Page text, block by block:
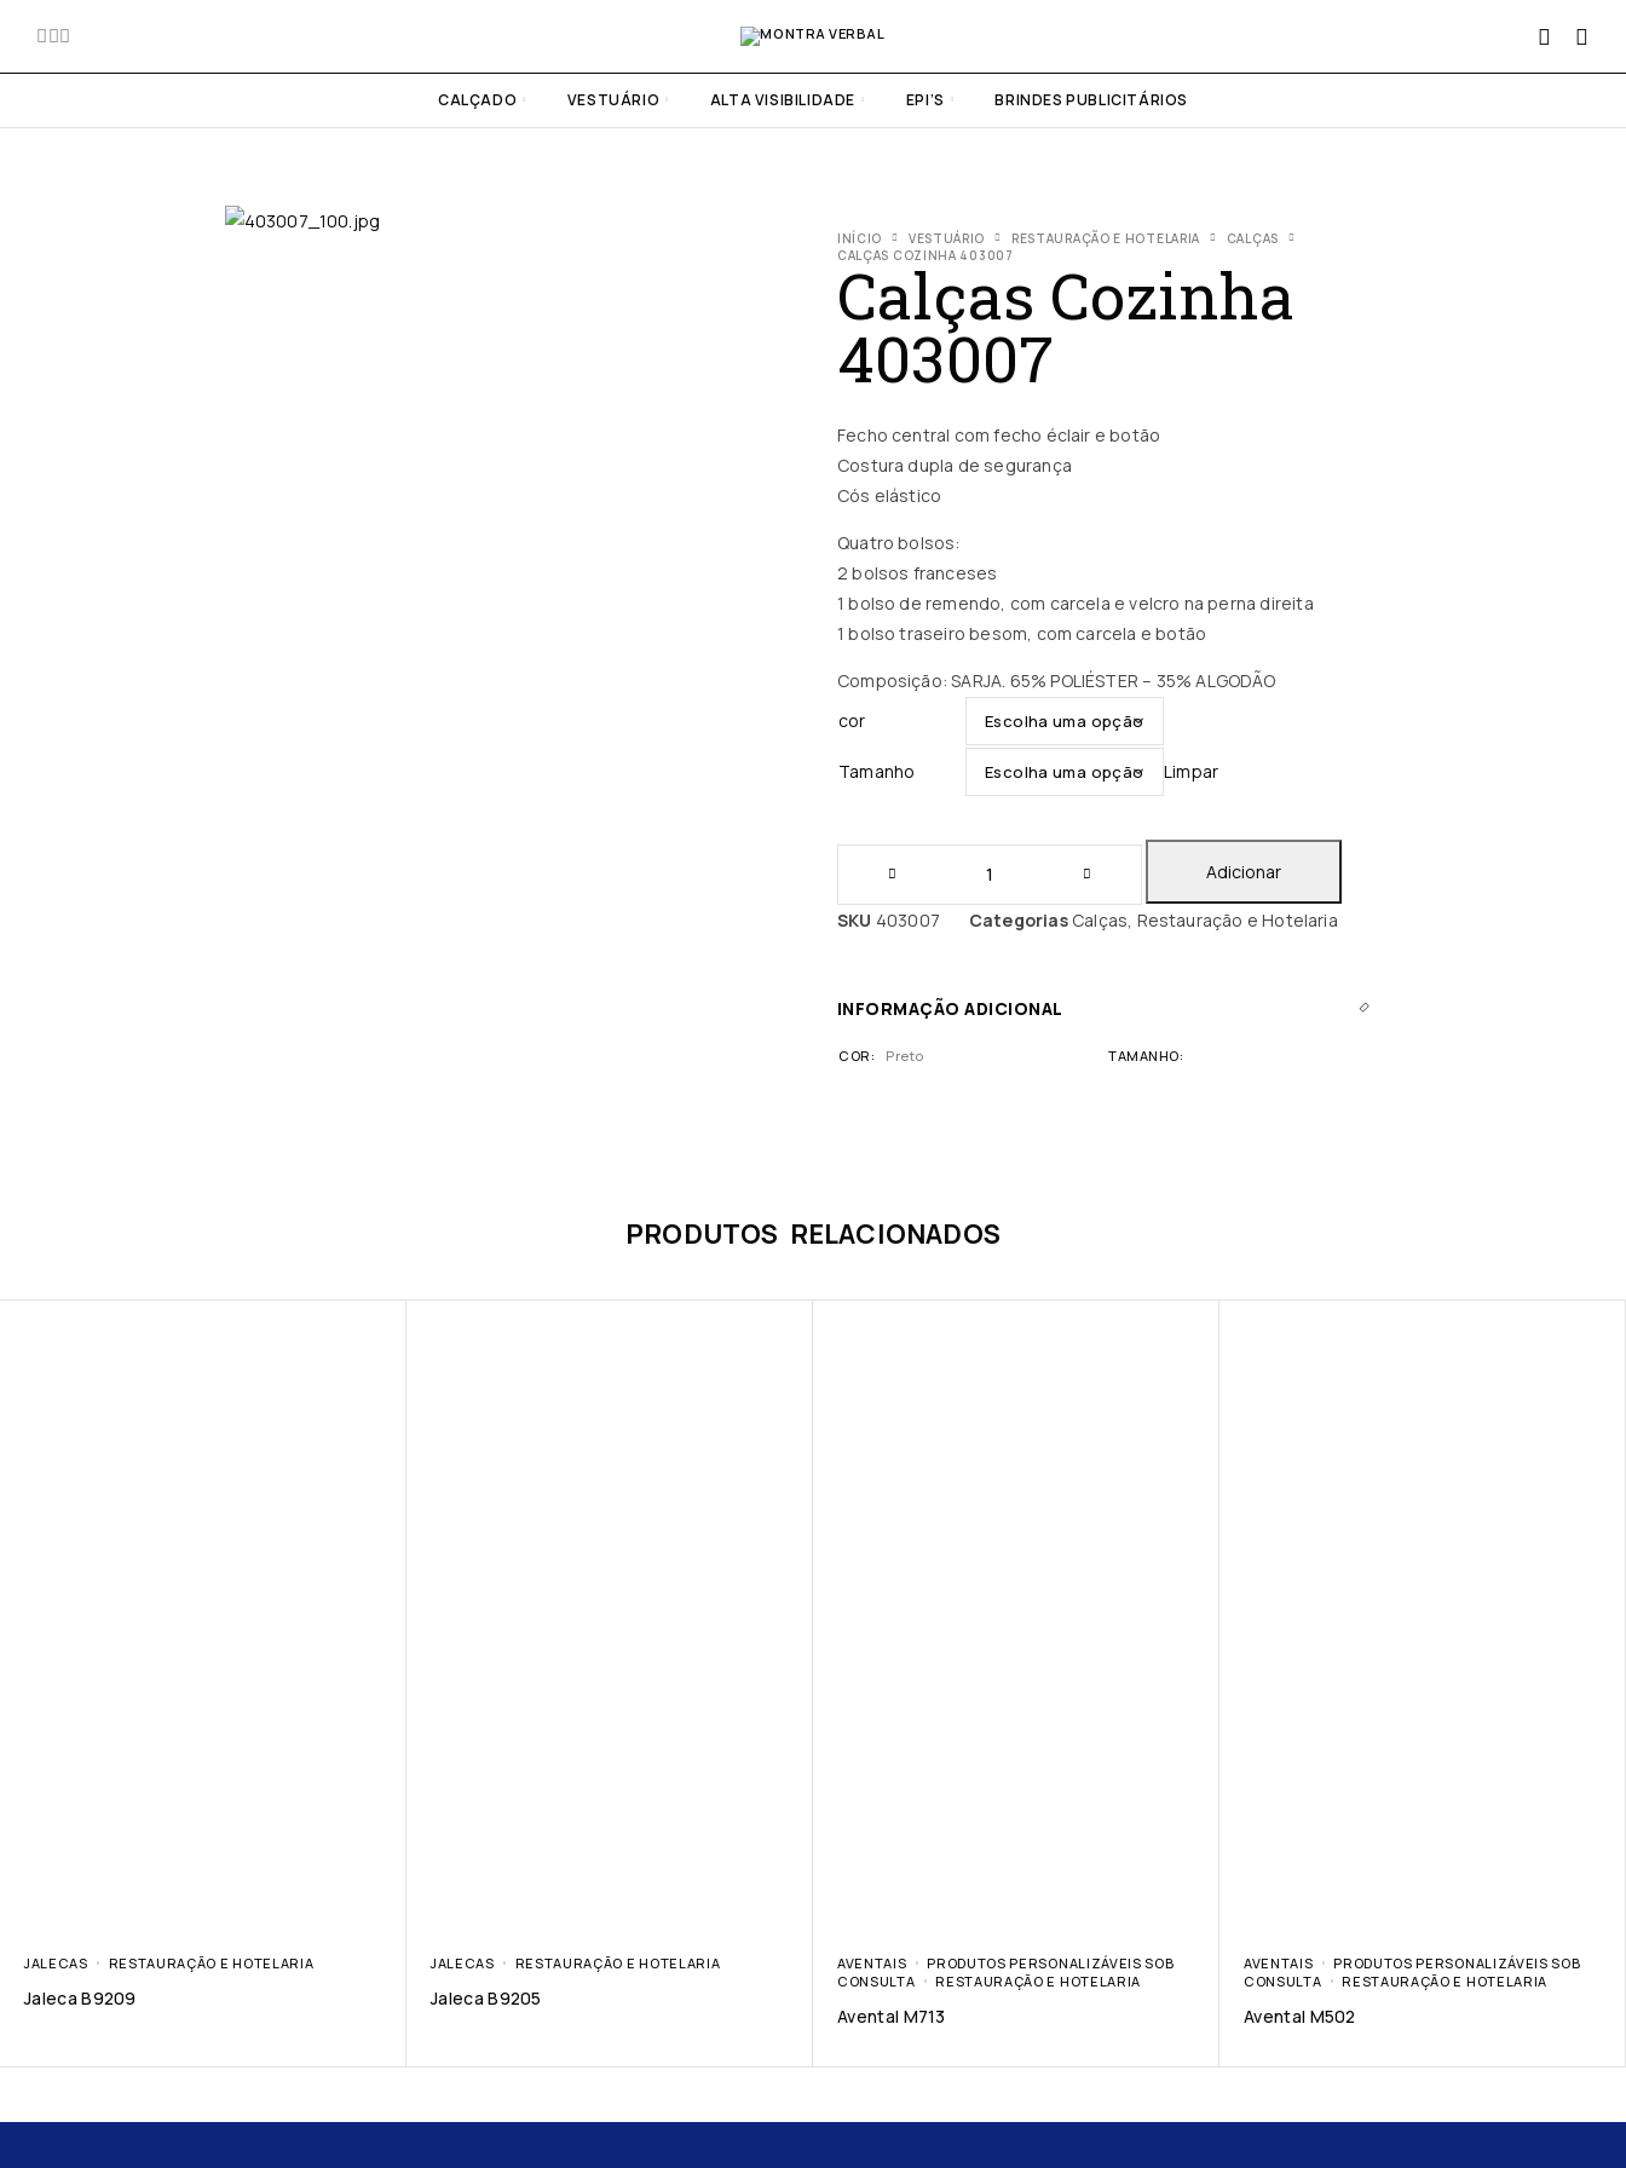
CALÇADO VESTUÁRIO ALTA VISIBILIDADE EPI’S BRINDES PUBLICITÁRIOS
INÍCIO VESTUÁRIO RESTAURAÇÃO E HOTELARIA
CALÇAS
CALÇAS COZINHA 403007
Calças Cozinha
403007
Fecho central com fecho éclair e botão
Costura dupla de segurança
Cós elástico
Quatro bolsos:
2 bolsos franceses
1 bolso de remendo, com carcela e velcro na perna direita
1 bolso traseiro besom, com carcela e botão
Composição: SARJA. 65% POLIÉSTER – 35% ALGODÃO
cor
Tamanho Limpar
Adicionar
SKU 403007 Categorias Calças Restauração e Hotelaria
INFORMAÇÃO ADICIONAL
COR Preto TAMANHO
PRODUTOS RELACIONADOS
JALECAS RESTAURAÇÃO E HOTELARIA
Jaleca B9209
JALECAS RESTAURAÇÃO E HOTELARIA
Jaleca B9205
AVENTAIS
PRODUTOS PERSONALIZÁVEIS SOB
CONSULTA
RESTAURAÇÃO E HOTELARIA
Avental M713
AVENTAIS
PRODUTOS PERSONALIZÁVEIS SOB
CONSULTA
RESTAURAÇÃO E HOTELARIA
Avental M502